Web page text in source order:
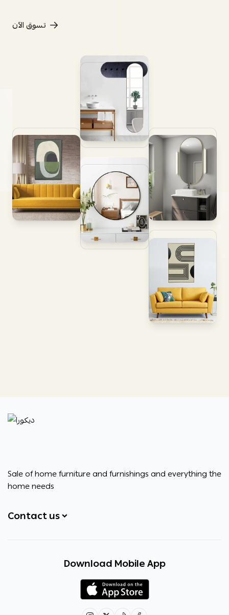
تسوق الآن
ديكورا
Sale of home furniture and furnishings and everything the
home needs
Contact us
+966531828315
decora6586@gmail.com
Download Mobile App